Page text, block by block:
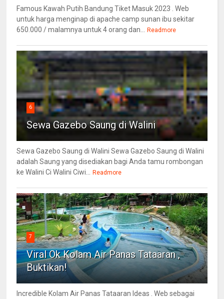
Famous Kawah Putih Bandung Tiket Masuk 2023 . Web
untuk harga menginap di apache camp sunan ibu sekitar
650.000 / malamnya untuk 4 orang dan...
Readmore
6
Sewa Gazebo Saung di Walini
Sewa Gazebo Saung di Walini Sewa Gazebo Saung di Walini
adalah Saung yang disediakan bagi Anda tamu rombongan
ke Walini Ci Walini Ciwi...
Readmore
7
Viral Ok Kolam Air Panas Tataaran ,
Buktikan!
Incredible Kolam Air Panas Tataaran Ideas . Web sebagai